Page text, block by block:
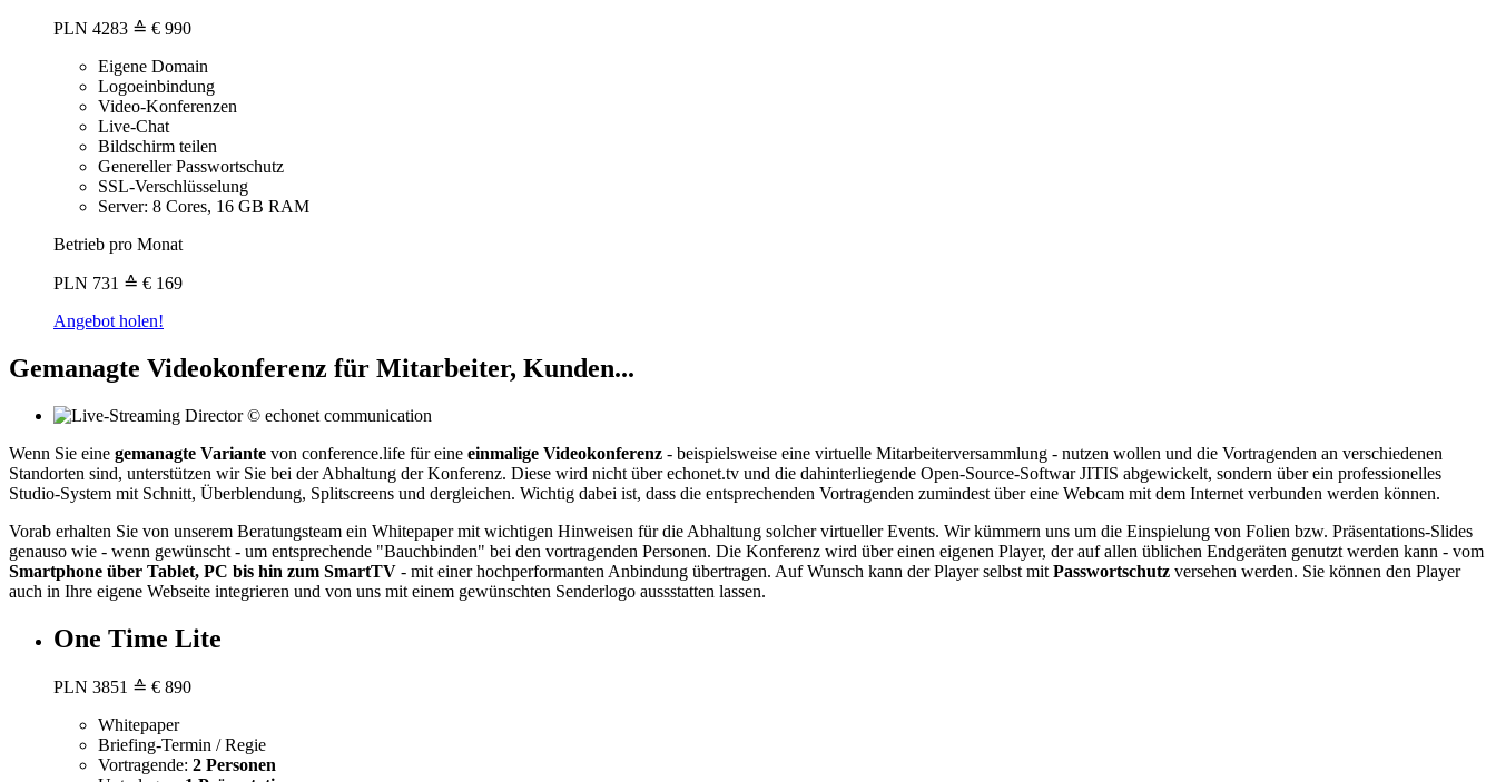
PLN 4283 ≙ € 990
Eigene Domain
Logoeinbindung
Video-Konferenzen
Live-Chat
Bildschirm teilen
Genereller Passwortschutz
SSL-Verschlüsselung
Server: 8 Cores, 16 GB RAM
Betrieb pro Monat
PLN 731 ≙ € 169
Angebot holen!
Gemanagte Videokonferenz für Mitarbeiter, Kunden...
Wenn Sie eine gemanagte Variante von conference.life für eine einmalige Videokonferenz - beispielsweise eine virtuelle Mitarbeiterversammlung - nutzen wollen und die Vortragenden an verschiedenen
Standorten sind, unterstützen wir Sie bei der Abhaltung der Konferenz. Diese wird nicht über echonet.tv und die dahinterliegende Open-Source-Softwar JITIS abgewickelt, sondern über ein professionelles
Studio-System mit Schnitt, Überblendung, Splitscreens und dergleichen. Wichtig dabei ist, dass die entsprechenden Vortragenden zumindest über eine Webcam mit dem Internet verbunden werden können.
Vorab erhalten Sie von unserem Beratungsteam ein Whitepaper mit wichtigen Hinweisen für die Abhaltung solcher virtueller Events. Wir kümmern uns um die Einspielung von Folien bzw. Präsentations-Slides
genauso wie - wenn gewünscht - um entsprechende "Bauchbinden" bei den vortragenden Personen. Die Konferenz wird über einen eigenen Player, der auf allen üblichen Endgeräten genutzt werden kann - vom
Smartphone über Tablet, PC bis hin zum SmartTV - mit einer hochperformanten Anbindung übertragen. Auf Wunsch kann der Player selbst mit Passwortschutz versehen werden. Sie können den Player
auch in Ihre eigene Webseite integrieren und von uns mit einem gewünschten Senderlogo aussstatten lassen.
One Time Lite
PLN 3851 ≙ € 890
Whitepaper
Briefing-Termin / Regie
Vortragende: 2 Personen